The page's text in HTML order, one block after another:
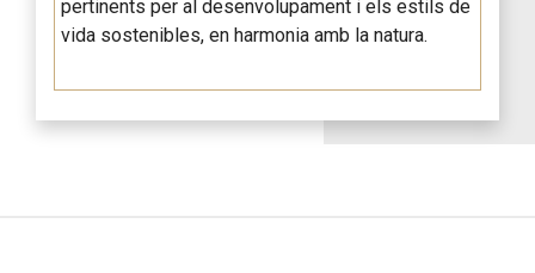
pertinents per al desenvolupament i els estils de
vida sostenibles, en harmonia amb la natura.